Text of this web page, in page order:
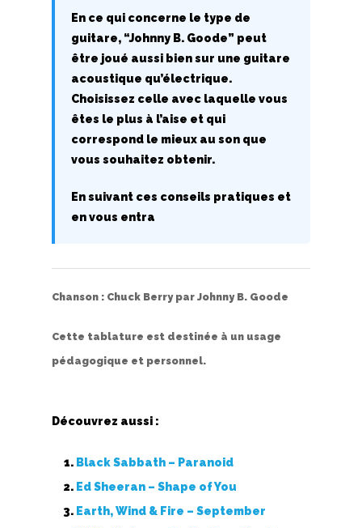
En ce qui concerne le type de
guitare, “Johnny B. Goode” peut
être joué aussi bien sur une guitare
acoustique qu’électrique.
Choisissez celle avec laquelle vous
êtes le plus à l’aise et qui
correspond le mieux au son que
vous souhaitez obtenir.
En suivant ces conseils pratiques et
en vous entra
Chanson : Chuck Berrypar Johnny B. Goode
Cette tablature est destinée à un usage
pédagogique et personnel.
Découvrez aussi :
Black Sabbath – Paranoid
Ed Sheeran – Shape of You
Earth, Wind & Fire – September
Y
Z
Nouvelles tabs
Top 100